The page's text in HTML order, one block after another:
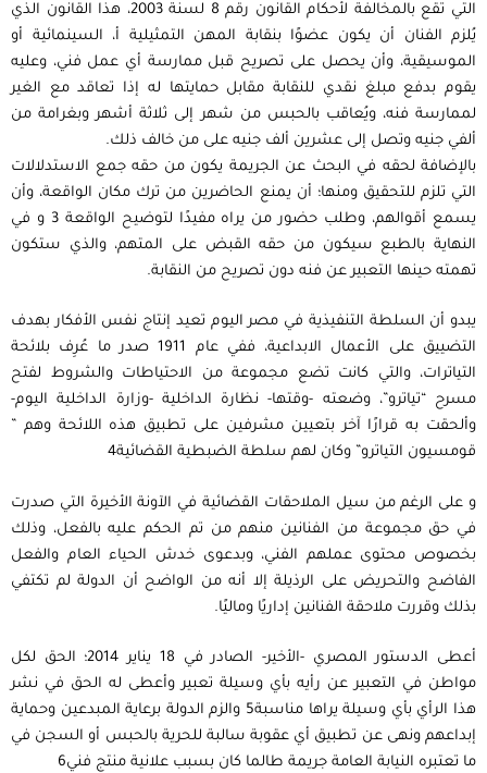
التي تقع بالمخالفة لأحكام القانون رقم 8 لسنة 2003، هذا القانون الذي
يُلزم الفنان أن يكون عضوًا بنقابة المهن التمثيلية أ، السينمائية أو
الموسيقية، وأن يحصل على تصريح قبل ممارسة أي عمل فني، وعليه
يقوم بدفع مبلغ نقدي للنقابة مقابل حمايتها له إذا تعاقد مع الغير
لممارسة فنه، ويُعاقب بالحبس من شهر إلى ثلاثة أشهر وبغرامة من
ألفي جنيه وتصل إلى عشرين ألف جنيه على من خالف ذلك.
بالإضافة لحقه في البحث عن الجريمة يكون من حقه جمع الاستدلالات
التي تلزم للتحقيق ومنها؛ أن يمنع الحاضرين من ترك مكان الواقعة، وأن
يسمع أقوالهم، وطلب حضور من يراه مفيدًا لتوضيح الواقعة 3 و في
النهاية بالطبع سيكون من حقه القبض على المتهم، والذي ستكون
تهمته حينها التعبير عن فنه دون تصريح من النقابة.
يبدو أن السلطة التنفيذية في مصر اليوم تعيد إنتاج نفس الأفكار بهدف
التضييق على الأعمال الابداعية، ففي عام 1911 صدر ما عُرِف بلائحة
التياترات، والتي كانت تضع مجموعة من الاحتياطات والشروط لفتح
مسرح “تياترو”، وضعته -وقتها- نظارة الداخلية -وزارة الداخلية اليوم-
وألحقت به قرارًا آخر بتعيين مشرفين على تطبيق هذه اللائحة وهم ”
قومسيون التياترو” وكان لهم سلطة الضبطية القضائية4
و على الرغم من سيل الملاحقات القضائية في الآونة الأخيرة التي صدرت
في حق مجموعة من الفنانين منهم من تم الحكم عليه بالفعل، وذلك
بخصوص محتوى عملهم الفني، وبدعوى خدش الحياء العام والفعل
الفاضح والتحريض على الرذيلة إلا أنه من الواضح أن الدولة لم تكتفي
بذلك وقررت ملاحقة الفنانين إداريًا وماليًا.
أعطى الدستور المصري -الأخير- الصادر في 18 يناير 2014؛ الحق لكل
مواطن في التعبير عن رأيه بأي وسيلة تعبير وأعطى له الحق في نشر
هذا الرأي بأي وسيلة يراها مناسبة5 والزم الدولة برعاية المبدعين وحماية
إبداعهم ونهى عن تطبيق أي عقوبة سالبة للحرية بالحبس أو السجن في
ما تعتبره النيابة العامة جريمة طالما كان بسبب علانية منتج فني6